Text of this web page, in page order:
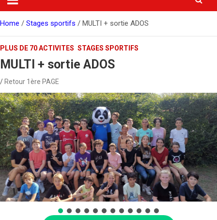
Home Stages sportifs MULTI + sortie ADOS
PLUS DE 70 ACTIVITES STAGES SPORTIFS
MULTI + sortie ADOS
Retour 1ère PAGE